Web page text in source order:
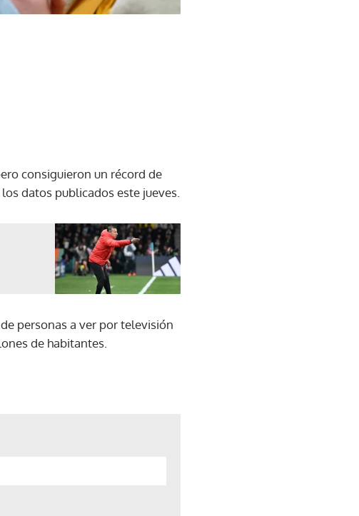
consiguieron un récord de
datos publicados este jueves.
personas a ver por televisión
de habitantes.